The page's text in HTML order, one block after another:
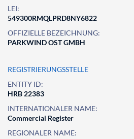
LEI:
549300RMQLPRD8NY6822
OFFIZIELLE BEZEICHNUNG:
PARKWIND OST GMBH
REGISTRIERUNGSSTELLE
ENTITY ID:
HRB 22383
INTERNATIONALER NAME:
Commercial Register
REGIONALER NAME: